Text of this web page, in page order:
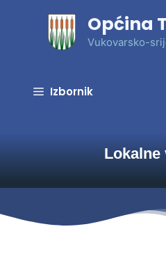
Općina
Vukovarsko-
Izbornik
Lokalne